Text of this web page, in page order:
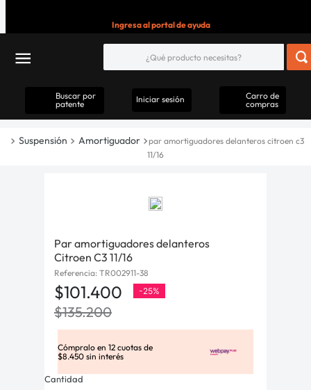
Ingresa al portal de ayuda
Buscar por
patente
Iniciar sesión
Carro de
compras
Suspensión Amortiguador
par amortiguadores delanteros citroen c3
11/16
Par amortiguadores delanteros
Citroen C3 11/16
Referencia: TR002911-38
$101.400 -25%
$135.200
Cómpralo en 12 cuotas de
$8.450 sin interés
Cantidad